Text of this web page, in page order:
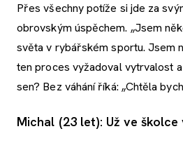
Přes všechny potíže si jde za
obrovským úspěchem. „Jsem
světa v rybářském sportu. Jsem
ten proces vyžadoval vytrvalost
sen? Bez váhání říká: „Chtěla
Michal (23 let): Už ve školce